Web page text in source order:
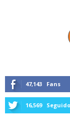
47,143 Fans
16,569